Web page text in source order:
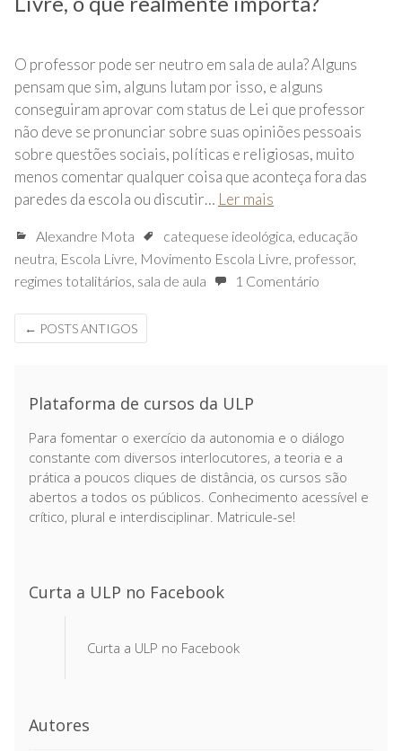
O professor pode ser neutro em sala de aula? Alguns
pensam que sim, alguns lutam por isso, e alguns
conseguiram aprovar com status de Lei que professor
não deve se pronunciar sobre suas opiniões pessoais
sobre questões sociais, políticas e religiosas, muito
menos comentar qualquer coisa que aconteça fora das
paredes da escola ou discutir… Ler mais
Alexandre Mota catequese ideológica, educação
neutra, Escola Livre, Movimento Escola Livre, professor,
regimes totalitários, sala de aula 1 Comentário
← POSTS ANTIGOS
Plataforma de cursos da ULP
Para fomentar o exercício da autonomia e o diálogo
constante com diversos interlocutores, a teoria e a
prática a poucos cliques de distância, os cursos são
abertos a todos os públicos. Conhecimento acessível e
crítico, plural e interdisciplinar. Matricule-se!
Curta a ULP no Facebook
Curta a ULP no Facebook
Autores